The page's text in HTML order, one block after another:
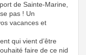
de Sainte-Marine,
pas ! Un
vacances et
qui vient d’être
faire de ce nid